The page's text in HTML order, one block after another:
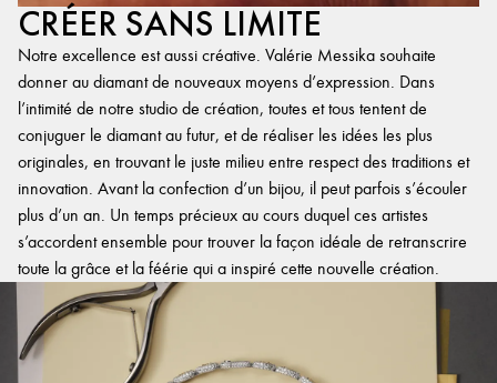
CRÉER SANS LIMITE
Notre excellence est aussi créative. Valérie Messika souhaite
donner au diamant de nouveaux moyens d’expression. Dans
l’intimité de notre studio de création, toutes et tous tentent de
conjuguer le diamant au futur, et de réaliser les idées les plus
originales, en trouvant le juste milieu entre respect des traditions et
innovation. Avant la confection d’un bijou, il peut parfois s’écouler
plus d’un an. Un temps précieux au cours duquel ces artistes
s’accordent ensemble pour trouver la façon idéale de retranscrire
toute la grâce et la féérie qui a inspiré cette nouvelle création.